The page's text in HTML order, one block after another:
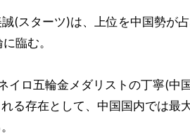
(スターツ)は、上位を中国勢が
臨む。
イロ五輪金メダリストの丁寧(中
る存在として、中国国内では最